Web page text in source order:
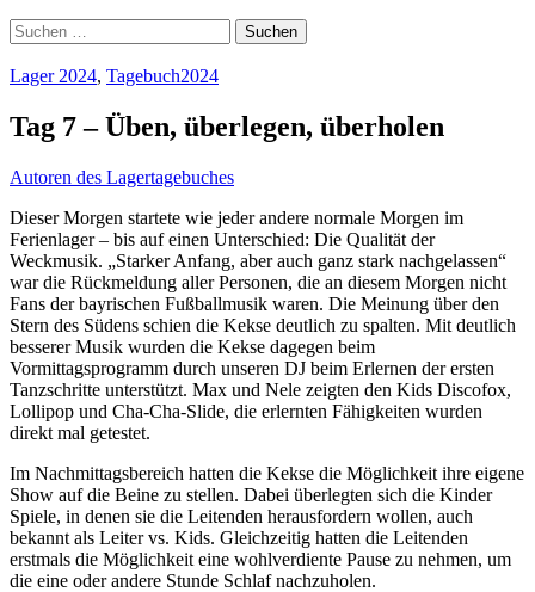
Suchen
nach:
Lager 2024, Tagebuch2024
Tag 7 – Üben, überlegen, überholen
Autoren des Lagertagebuches
Dieser Morgen startete wie jeder andere normale Morgen im
Ferienlager – bis auf einen Unterschied: Die Qualität der
Weckmusik. „Starker Anfang, aber auch ganz stark nachgelassen“
war die Rückmeldung aller Personen, die an diesem Morgen nicht
Fans der bayrischen Fußballmusik waren. Die Meinung über den
Stern des Südens schien die Kekse deutlich zu spalten. Mit deutlich
besserer Musik wurden die Kekse dagegen beim
Vormittagsprogramm durch unseren DJ beim Erlernen der ersten
Tanzschritte unterstützt. Max und Nele zeigten den Kids Discofox,
Lollipop und Cha-Cha-Slide, die erlernten Fähigkeiten wurden
direkt mal getestet.
Im Nachmittagsbereich hatten die Kekse die Möglichkeit ihre eigene
Show auf die Beine zu stellen. Dabei überlegten sich die Kinder
Spiele, in denen sie die Leitenden herausfordern wollen, auch
bekannt als Leiter vs. Kids. Gleichzeitig hatten die Leitenden
erstmals die Möglichkeit eine wohlverdiente Pause zu nehmen, um
die eine oder andere Stunde Schlaf nachzuholen.